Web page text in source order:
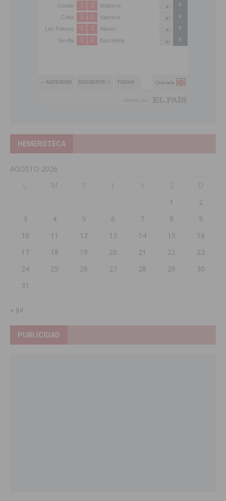
HEMEROTECA
AGOSTO 2026
L
M X J V S
D
1
2
3
4 5 6 7 8
9
10
11 12 13 14 15
16
17
18 19 20 21 22
23
24
25 26 27 28 29
30
31
« Jul
PUBLICIDAD